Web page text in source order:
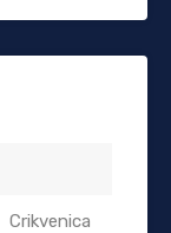
Crikvenica